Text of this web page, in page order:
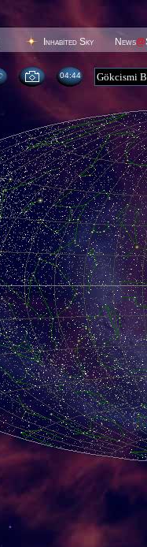
Inhabited Sky News@
04 44